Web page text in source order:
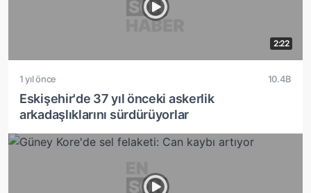
2:22
1 yıl önce 10.4B
Eskişehir'de 37 yıl önceki askerlik
arkadaşlıklarını sürdürüyorlar